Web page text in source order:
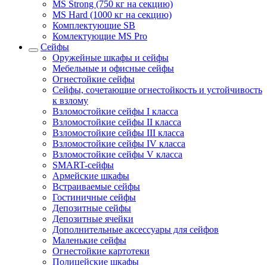
MS Strong (750 кг на секцию)
MS Hard (1000 кг на секцию)
Комплектующие SB
Комлектующие MS Pro
Сейфы
Оружейные шкафы и сейфы
Мебельные и офисные сейфы
Огнестойкие сейфы
Сейфы, сочетающие огнестойкость и устойчивость
к взлому
Взломостойкие сейфы I класса
Взломостойкие сейфы II класса
Взломостойкие сейфы III класса
Взломостойкие сейфы IV класса
Взломостойкие сейфы V класса
SMART-сейфы
Армейские шкафы
Встраиваемые сейфы
Гостиничные сейфы
Депозитные сейфы
Депозитные ячейки
Дополнительные аксессуары для сейфов
Маленькие сейфы
Огнестойкие картотеки
Полицейские шкафы